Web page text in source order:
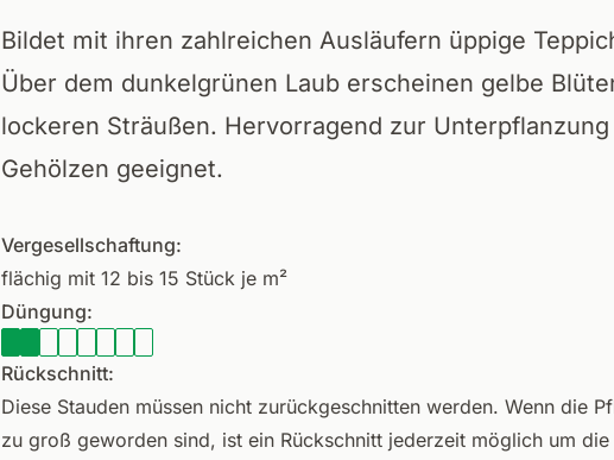
Bildet mit ihren zahlreichen Ausläufern üppige
Über dem dunkelgrünen Laub erscheinen gelbe
lockeren Sträußen. Hervorragend zur Unterpflanzung
Gehölzen geeignet.
Vergesellschaftung:
flächig mit 12 bis 15 Stück je m²
Düngung:
Rückschnitt:
Diese Stauden müssen nicht zurückgeschnitten werden. Wenn die
zu groß geworden sind, ist ein Rückschnitt jederzeit möglich um die